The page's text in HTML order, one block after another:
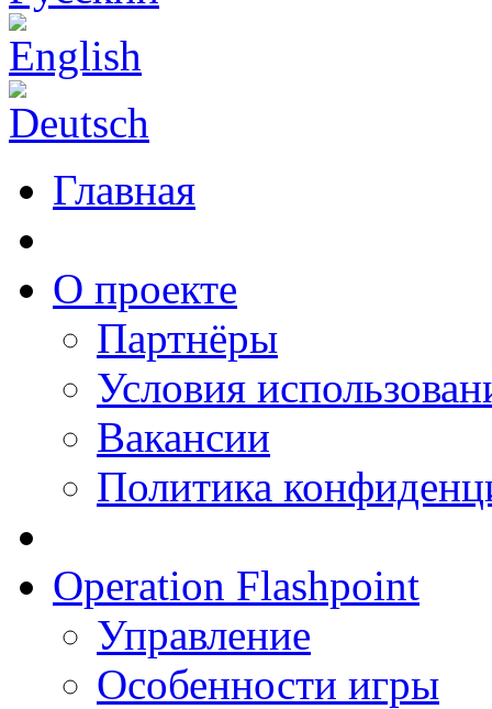
Главная
О проекте
Партнёры
Условия
Вакансии
Политика
Operation Flashpoint
Управление
Особенности игры